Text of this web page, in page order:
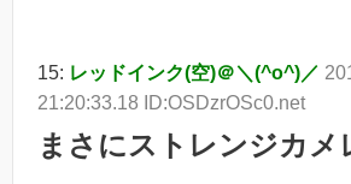
15: レッドインク(空)＠＼(^o^)／
21:20:33.18 ID:OSDzrOSc0.net
まさにストレンジカメ